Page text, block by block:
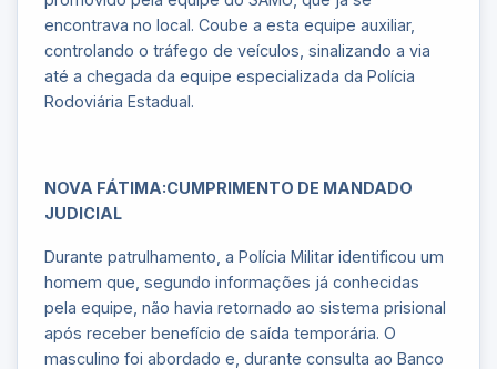
encontrava no local. Coube a esta equipe auxiliar,
controlando o tráfego de veículos, sinalizando a via
até a chegada da equipe especializada da Polícia
Rodoviária Estadual.
NOVA FÁTIMA:CUMPRIMENTO DE MANDADO
JUDICIAL
Durante patrulhamento, a Polícia Militar identificou um
homem que, segundo informações já conhecidas
pela equipe, não havia retornado ao sistema prisional
após receber benefício de saída temporária. O
masculino foi abordado e, durante consulta ao Banco